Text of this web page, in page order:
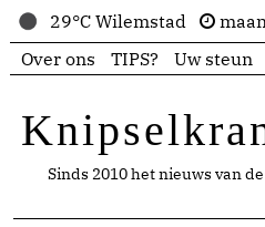
29°C Wilemstad
Over ons
TIPS? Uw steun
Sinds 2010 het nieuws van